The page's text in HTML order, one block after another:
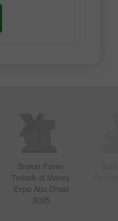
Broker Forex
Terbaik di Money
Expo Abu Dhabi
2025